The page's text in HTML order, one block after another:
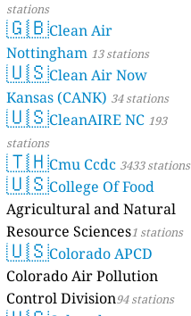
stations
🇬🇧Clean Air
Nottingham 13 stations
🇺🇸Clean Air Now
Kansas (CANK) 34 stations
🇺🇸CleanAIRE NC 193
stations
🇹🇭Cmu Ccdc 3433 stations
🇺🇸College Of Food
Agricultural and Natural
Resource Sciences1 stations
🇺🇸Colorado APCD
Colorado Air Pollution
Control Division94 stations